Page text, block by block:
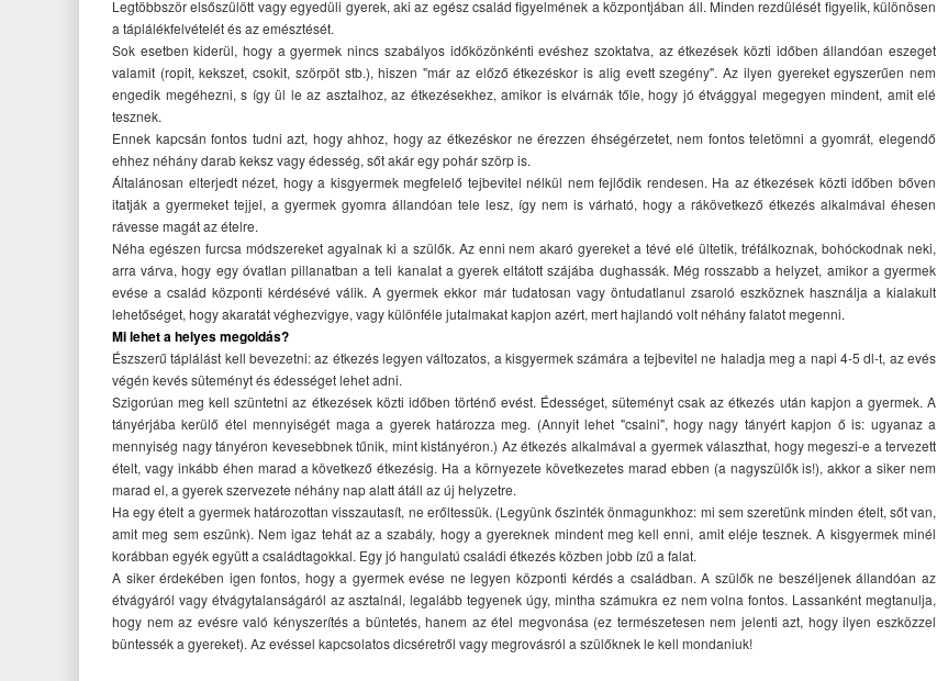
Legtöbbször elsőszülött vagy egyedüli gyerek, aki az egész család figyelmének a központjában áll. Minden rezdülését figyelik, különösen
a táplálékfelvételét és az emésztését.
Sok esetben kiderül, hogy a gyermek nincs szabályos időközönkénti evéshez szoktatva, az étkezések közti időben állandóan eszeget
valamit (ropit, kekszet, csokit, szörpöt stb.), hiszen "már az előző étkezéskor is alig evett szegény". Az ilyen gyereket egyszerűen nem
engedik megéhezni, s így ül le az asztalhoz, az étkezésekhez, amikor is elvárnák tőle, hogy jó étvággyal megegyen mindent, amit elé
tesznek.
Ennek kapcsán fontos tudni azt, hogy ahhoz, hogy az étkezéskor ne érezzen éhségérzetet, nem fontos teletömni a gyomrát, elegendő
ehhez néhány darab keksz vagy édesség, sőt akár egy pohár szörp is.
Általánosan elterjedt nézet, hogy a kisgyermek megfelelő tejbevitel nélkül nem fejlődik rendesen. Ha az étkezések közti időben bőven
itatják a gyermeket tejjel, a gyermek gyomra állandóan tele lesz, így nem is várható, hogy a rákövetkező étkezés alkalmával éhesen
rávesse magát az ételre.
Néha egészen furcsa módszereket agyalnak ki a szülők. Az enni nem akaró gyereket a tévé elé ültetik, tréfálkoznak, bohóckodnak neki,
arra várva, hogy egy óvatlan pillanatban a teli kanalat a gyerek eltátott szájába dughassák. Még rosszabb a helyzet, amikor a gyermek
evése a család központi kérdésévé válik. A gyermek ekkor már tudatosan vagy öntudatlanul zsaroló eszköznek használja a kialakult
lehetőséget, hogy akaratát véghezvigye, vagy különféle jutalmakat kapjon azért, mert hajlandó volt néhány falatot megenni.
Mi lehet a helyes megoldás?
Észszerű táplálást kell bevezetni: az étkezés legyen változatos, a kisgyermek számára a tejbevitel ne haladja meg a napi 4-5 dl-t, az evés
végén kevés süteményt és édességet lehet adni.
Szigorúan meg kell szüntetni az étkezések közti időben történő evést. Édességet, süteményt csak az étkezés után kapjon a gyermek. A
tányérjába kerülő étel mennyiségét maga a gyerek határozza meg. (Annyit lehet "csalni", hogy nagy tányért kapjon ő is: ugyanaz a
mennyiség nagy tányéron kevesebbnek tűnik, mint kistányéron.) Az étkezés alkalmával a gyermek választhat, hogy megeszi-e a tervezett
ételt, vagy inkább éhen marad a következő étkezésig. Ha a környezete következetes marad ebben (a nagyszülők is!), akkor a siker nem
marad el, a gyerek szervezete néhány nap alatt átáll az új helyzetre.
Ha egy ételt a gyermek határozottan visszautasít, ne erőltessük. (Legyünk őszinték önmagunkhoz: mi sem szeretünk minden ételt, sőt van,
amit meg sem eszünk). Nem igaz tehát az a szabály, hogy a gyereknek mindent meg kell enni, amit eléje tesznek. A kisgyermek minél
korábban egyék együtt a családtagokkal. Egy jó hangulatú családi étkezés közben jobb ízű a falat.
A siker érdekében igen fontos, hogy a gyermek evése ne legyen központi kérdés a családban. A szülők ne beszéljenek állandóan az
étvágyáról vagy étvágytalanságáról az asztalnál, legalább tegyenek úgy, mintha számukra ez nem volna fontos. Lassanként megtanulja,
hogy nem az evésre való kényszerítés a büntetés, hanem az étel megvonása (ez természetesen nem jelenti azt, hogy ilyen eszközzel
büntessék a gyereket). Az evéssel kapcsolatos dicséretről vagy megrovásról a szülőknek le kell mondaniuk!